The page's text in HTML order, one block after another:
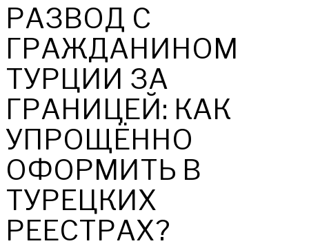
РАЗВОД С
ГРАЖДАНИНОМ
ТУРЦИИ ЗА
ГРАНИЦЕЙ: КАК
УПРОЩЁННО
ОФОРМИТЬ В
ТУРЕЦКИХ
РЕЕСТРАХ?